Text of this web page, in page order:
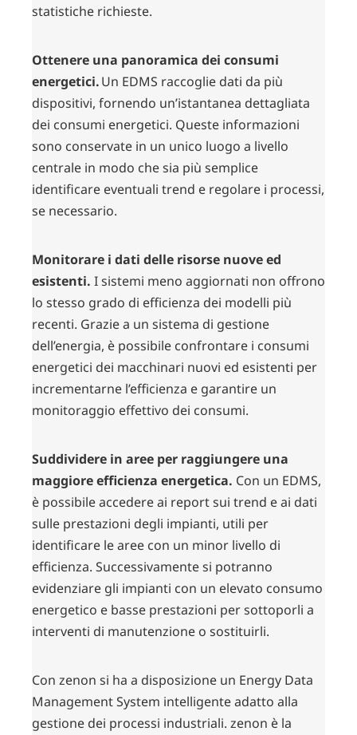
statistiche richieste.
Ottenere una panoramica dei consumi
energetici.Un EDMS raccoglie dati da più
dispositivi, fornendo un’istantanea dettagliata
dei consumi energetici. Queste informazioni
sono conservate in un unico luogo a livello
centrale in modo che sia più semplice
identificare eventuali trend e regolare i processi,
se necessario.
Monitorare i dati delle risorse nuove ed
esistenti. I sistemi meno aggiornati non offrono
lo stesso grado di efficienza dei modelli più
recenti. Grazie a un sistema di gestione
dell’energia, è possibile confrontare i consumi
energetici dei macchinari nuovi ed esistenti per
incrementarne l’efficienza e garantire un
monitoraggio effettivo dei consumi.
Suddividere in aree per raggiungere una
maggiore efficienza energetica. Con un EDMS,
è possibile accedere ai report sui trend e ai dati
sulle prestazioni degli impianti, utili per
identificare le aree con un minor livello di
efficienza. Successivamente si potranno
evidenziare gli impianti con un elevato consumo
energetico e basse prestazioni per sottoporli a
interventi di manutenzione o sostituirli.
Con zenon si ha a disposizione un Energy Data
Management System intelligente adatto alla
gestione dei processi industriali. zenon è la